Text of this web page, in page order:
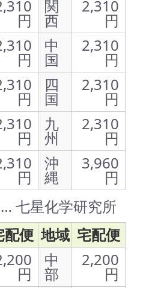
円
関
西
2,310
円
円
中
国
2,310
円
円
四
国
2,310
円
円
九
州
2,310
円
円
沖
縄
3,960
円
七星化学研究所
配便 地域 宅配便
円
中
部
2,200
円